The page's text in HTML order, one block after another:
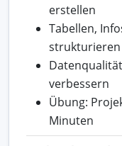
erstellen
Tabellen,
strukturieren
verbessern
Übung:
Minuten